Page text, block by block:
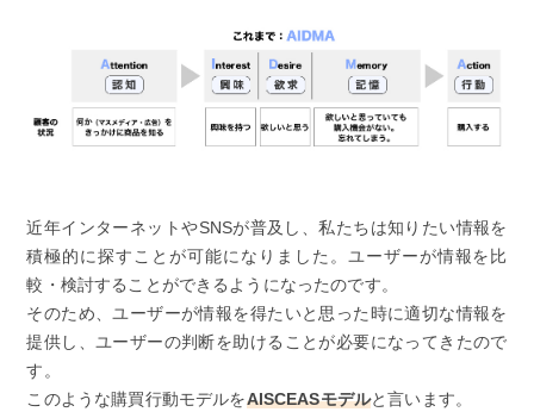
近年インターネットやSNSが普及し、私たちは知りたい情報を
積極的に探すことが可能になりました。ユーザーが情報を比
較・検討することができるようになったのです。
そのため、ユーザーが情報を得たいと思った時に適切な情報を
提供し、ユーザーの判断を助けることが必要になってきたので
す。
このような購買行動モデルをAISCEASモデルと言います。